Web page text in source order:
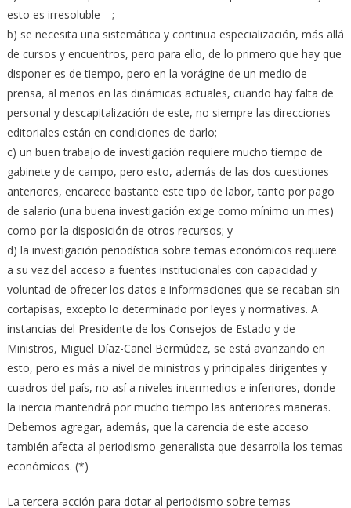
esto es irresoluble—;
b) se necesita una sistemática y continua especialización, más allá
de cursos y encuentros, pero para ello, de lo primero que hay que
disponer es de tiempo, pero en la vorágine de un medio de
prensa, al menos en las dinámicas actuales, cuando hay falta de
personal y descapitalización de este, no siempre las direcciones
editoriales están en condiciones de darlo;
c) un buen trabajo de investigación requiere mucho tiempo de
gabinete y de campo, pero esto, además de las dos cuestiones
anteriores, encarece bastante este tipo de labor, tanto por pago
de salario (una buena investigación exige como mínimo un mes)
como por la disposición de otros recursos; y
d) la investigación periodística sobre temas económicos requiere
a su vez del acceso a fuentes institucionales con capacidad y
voluntad de ofrecer los datos e informaciones que se recaban sin
cortapisas, excepto lo determinado por leyes y normativas. A
instancias del Presidente de los Consejos de Estado y de
Ministros, Miguel Díaz-Canel Bermúdez, se está avanzando en
esto, pero es más a nivel de ministros y principales dirigentes y
cuadros del país, no así a niveles intermedios e inferiores, donde
la inercia mantendrá por mucho tiempo las anteriores maneras.
Debemos agregar, además, que la carencia de este acceso
también afecta al periodismo generalista que desarrolla los temas
económicos. (*)
La tercera acción para dotar al periodismo sobre temas